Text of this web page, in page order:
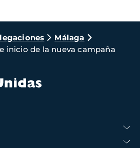
Málaga
inicio de la nueva campaña